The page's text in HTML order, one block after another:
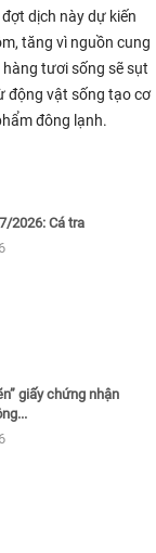
dịch này dự kiến
tăng vì nguồn cung
tươi sống sẽ sụt
động vật sống tạo cơ
đông lạnh.
2026: Cá tra
giấy chứng nhận